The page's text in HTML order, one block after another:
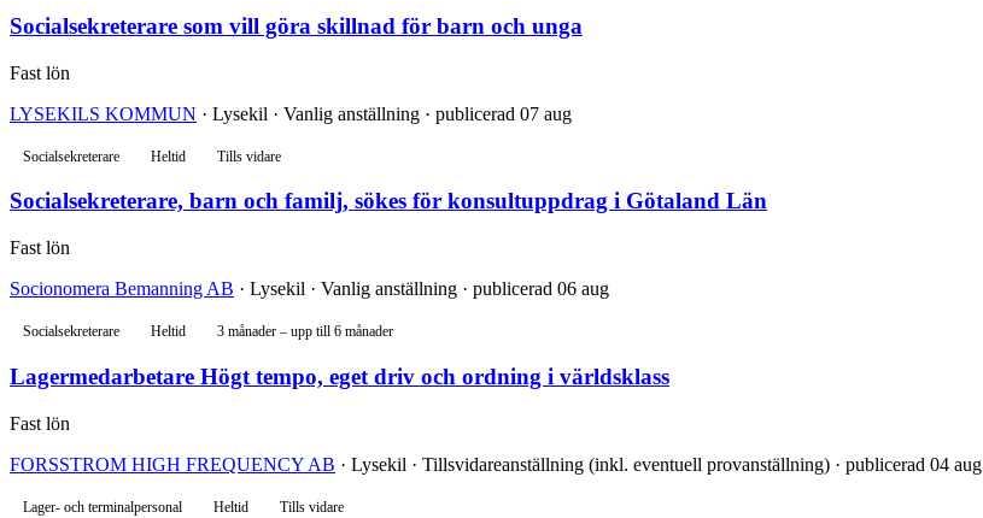
Socialsekreterare som vill göra skillnad för barn och unga
Fast lön
LYSEKILS KOMMUN · Lysekil · Vanlig anställning · publicerad 07 aug
Socialsekreterare Heltid Tills vidare
Socialsekreterare, barn och familj, sökes för konsultuppdrag i Götaland Län
Fast lön
Socionomera Bemanning AB · Lysekil · Vanlig anställning · publicerad 06 aug
Socialsekreterare Heltid 3 månader – upp till 6 månader
Lagermedarbetare Högt tempo, eget driv och ordning i världsklass
Fast lön
FORSSTROM HIGH FREQUENCY AB · Lysekil · Tillsvidareanställning (inkl. eventuell provanställning) · publicerad 04 aug
Lager- och terminalpersonal Heltid Tills vidare